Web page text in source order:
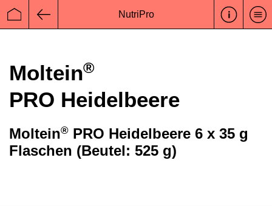
Startseite
NutriPro
Moltein®
PRO Heidelbeere
Moltein® PRO Heidelbeere 6 x 35 g
Flaschen (Beutel: 525 g)